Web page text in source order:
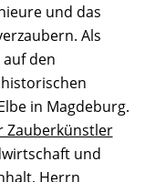
und das
Als
den
in Magdeburg.
Zauberkünstler
und
Herrn